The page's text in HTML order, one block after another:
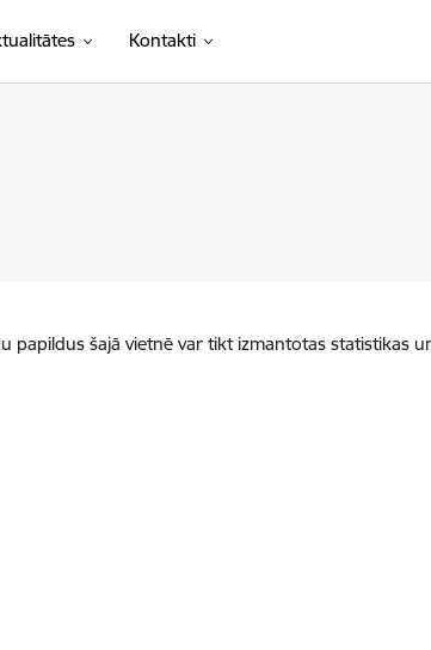
Kontakti
papildus šajā vietnē var tikt izmantotas statistikas